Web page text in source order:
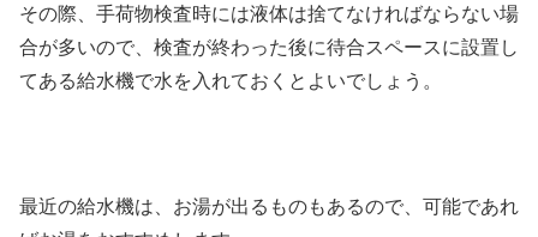
その際、手荷物検査時には液体は捨てなければならない場
合が多いので、検査が終わった後に待合スペースに設置し
てある給水機で水を入れておくとよいでしょう。
最近の給水機は、お湯が出るものもあるので、可能であれ